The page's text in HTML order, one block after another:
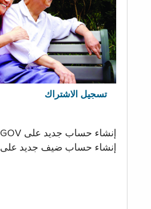
تسجيل الاشتراك
إنشاء حساب جديد على NY.GOV
إنشاء حساب ضيف جديد على SNAP